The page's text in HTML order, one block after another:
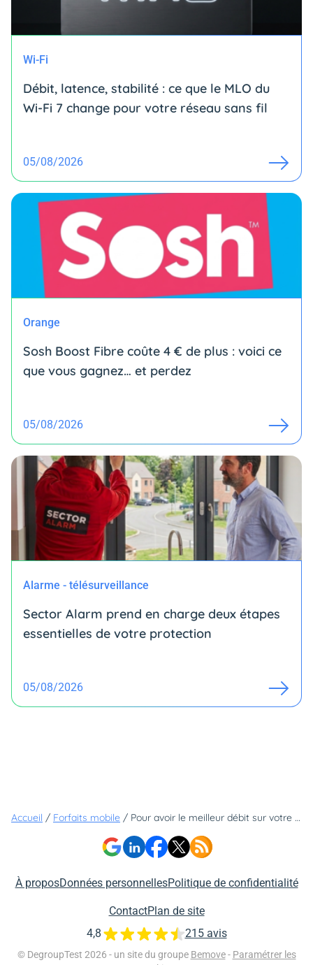
Wi-Fi
Débit, latence, stabilité : ce que le MLO du
Wi-Fi 7 change pour votre réseau sans fil
05/08/2026
Orange
Sosh Boost Fibre coûte 4 € de plus : voici ce
que vous gagnez… et perdez
05/08/2026
Alarme - télésurveillance
Sector Alarm prend en charge deux étapes
essentielles de votre protection
05/08/2026
Accueil / Forfaits mobile / Pour avoir le meilleur débit sur votre smartphone, voici quel réseau mobile il faut privilégier
À proposDonnées personnellesPolitique de confidentialité
ContactPlan de site
© DegroupTest 2026 - un site du groupe Bemove - Paramétrer les
4,8 215 avis